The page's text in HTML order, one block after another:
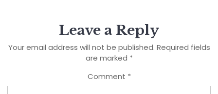
Leave a Reply
Your email address will not be published. Required fields
are marked *
Comment *